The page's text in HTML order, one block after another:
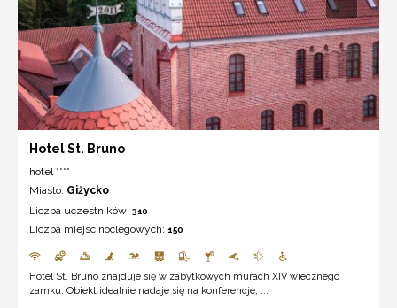
Hotel St. Bruno
hotel ****
Miasto: Giżycko
Liczba uczestników: 310
Liczba miejsc noclegowych: 150
Hotel St. Bruno znajduje się w zabytkowych murach XIV wiecznego
zamku. Obiekt idealnie nadaje się na konferencje, ...